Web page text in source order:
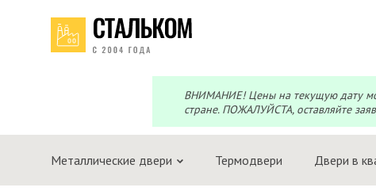
ВНИМАНИЕ! Цены на текущую дату
стране. ПОЖАЛУЙСТА, оставляйте
Металлические двери Термодвери Двери в
Telegram
Max
Перезвоним?